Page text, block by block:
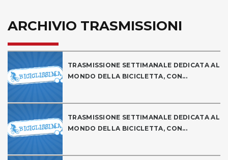
ARCHIVIO TRASMISSIONI
TRASMISSIONE SETTIMANALE DEDICATA AL
MONDO DELLA BICICLETTA, CON...
TRASMISSIONE SETTIMANALE DEDICATA AL
MONDO DELLA BICICLETTA, CON...